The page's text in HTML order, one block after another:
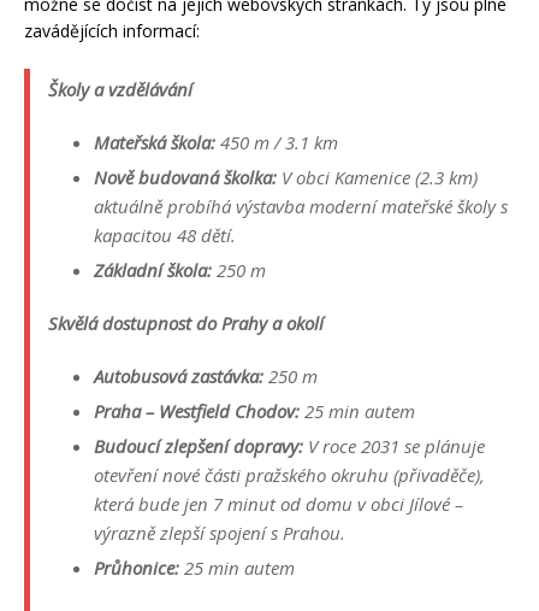
zavádějících informací:
Školy a vzdělávání
Mateřská škola: 450 m / 3.1 km
Nově budovaná školka: V obci Kamenice (2.3 km)
aktuálně probíhá výstavba moderní mateřské školy s
kapacitou 48 dětí.
Základní škola: 250 m
Skvělá dostupnost do Prahy a okolí
Autobusová zastávka: 250 m
Praha – Westfield Chodov: 25 min autem
Budoucí zlepšení dopravy: V roce 2031 se plánuje
otevření nové části pražského okruhu (přivaděče),
která bude jen 7 minut od domu v obci Jílové –
výrazně zlepší spojení s Prahou.
Průhonice: 25 min autem